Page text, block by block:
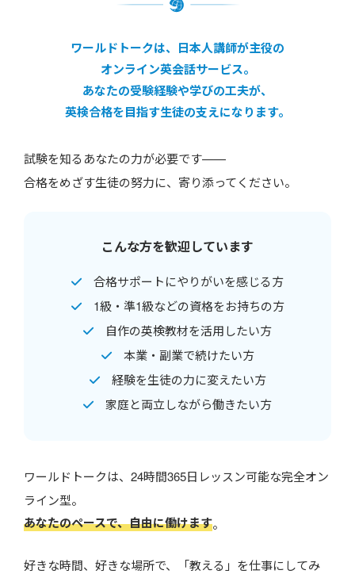
ワールドトークは、日本人講師が主役の
オンライン英会話サービス。
あなたの受験経験や学びの工夫が、
英検合格を目指す生徒の支えになります。
試験を知るあなたの力が必要です——
合格をめざす生徒の努力に、寄り添ってください。
こんな方を歓迎しています
合格サポートにやりがいを感じる方
1級・準1級などの資格をお持ちの方
自作の英検教材を活用したい方
本業・副業で続けたい方
経験を生徒の力に変えたい方
家庭と両立しながら働きたい方
ワールドトークは、24時間365日レッスン可能な完全オン
ライン型。
あなたのペースで、自由に働けます。
好きな時間、好きな場所で、「教える」を仕事にしてみ